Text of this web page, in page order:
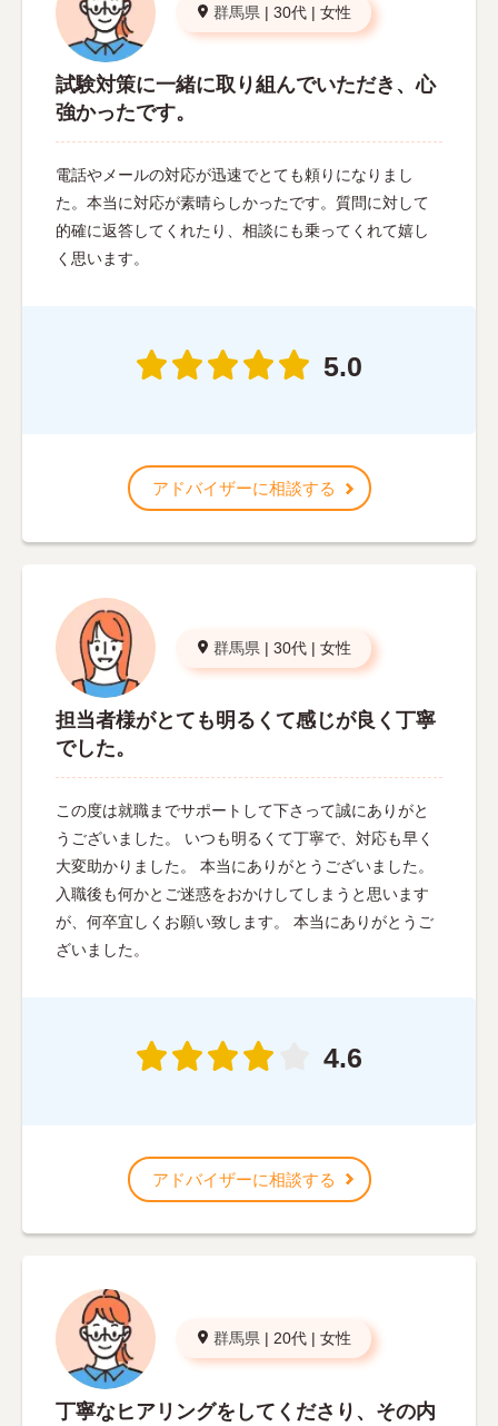
群馬県 | 30代 | 女性
試験対策に一緒に取り組んでいただき、心
強かったです。
電話やメールの対応が迅速でとても頼りになりまし
た。本当に対応が素晴らしかったです。質問に対して
的確に返答してくれたり、相談にも乗ってくれて嬉し
く思います。
5.0
アドバイザーに相談する
群馬県 | 30代 | 女性
担当者様がとても明るくて感じが良く丁寧
でした。
この度は就職までサポートして下さって誠にありがと
うございました。 いつも明るくて丁寧で、対応も早く
大変助かりました。 本当にありがとうございました。
入職後も何かとご迷惑をおかけしてしまうと思います
が、何卒宜しくお願い致します。 本当にありがとうご
ざいました。
4.6
アドバイザーに相談する
群馬県 | 20代 | 女性
丁寧なヒアリングをしてくださり、その内